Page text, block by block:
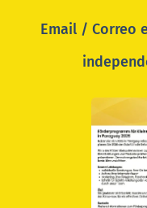
Email / Correo